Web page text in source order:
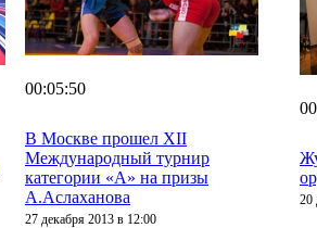
00:05:50
В Москве прошел XII
Международный турнир
категории «А» на призы
А.Аслаханова
27 декабря 2013 в 12:00
20